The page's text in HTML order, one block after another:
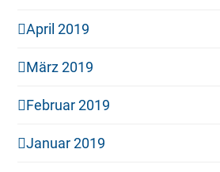
April 2019
März 2019
Februar 2019
Januar 2019